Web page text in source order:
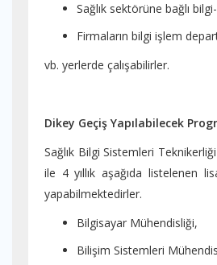
Sağlık sektörüne bağlı
Firmaların bilgi işlem
vb. yerlerde çalışabilirler.
Dikey Geçiş Yapılabilecek
Sağlık Bilgi Sistemleri
ile 4 yıllık aşağıda listelenen
yapabilmektedirler.
Bilgisayar Mühendisliği,
Bilişim Sistemleri